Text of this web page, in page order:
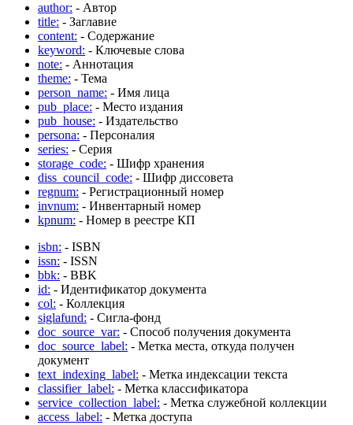
author: - Автор
title: - Заглавие
content: - Содержание
keyword: - Ключевые слова
note: - Аннотация
theme: - Тема
person_name: - Имя лица
pub_place: - Место издания
pub_house: - Издательство
persona: - Персоналия
series: - Серия
storage_code: - Шифр хранения
diss_council_code: - Шифр диссовета
regnum: - Регистрационный номер
invnum: - Инвентарный номер
kpnum: - Номер в реестре КП
isbn: - ISBN
issn: - ISSN
bbk: - BBK
id: - Идентификатор документа
col: - Коллекция
siglafund: - Сигла-фонд
doc_source_var: - Способ получения документа
doc_source_label: - Метка места, откуда получен
документ
text_indexing_label: - Метка индексации текста
classifier_label: - Метка классификатора
service_collection_label: - Метка служебной коллекции
access_label: - Метка доступа